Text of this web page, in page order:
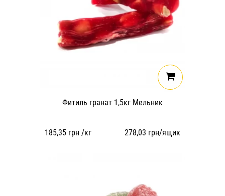
Фитиль гранат 1,5кг Мельник
185,35 грн /кг 278,03 грн/ящик